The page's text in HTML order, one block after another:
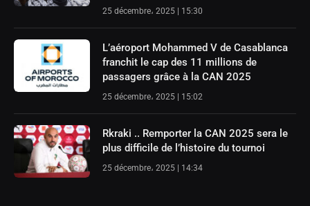
25 décembre، 2025 | 15:30
L’aéroport Mohammed V de Casablanca
franchit le cap des 11 millions de
passagers grâce à la CAN 2025
25 décembre، 2025 | 15:02
Rkraki .. Remporter la CAN 2025 sera le
plus difficile de l’histoire du tournoi
25 décembre، 2025 | 14:34